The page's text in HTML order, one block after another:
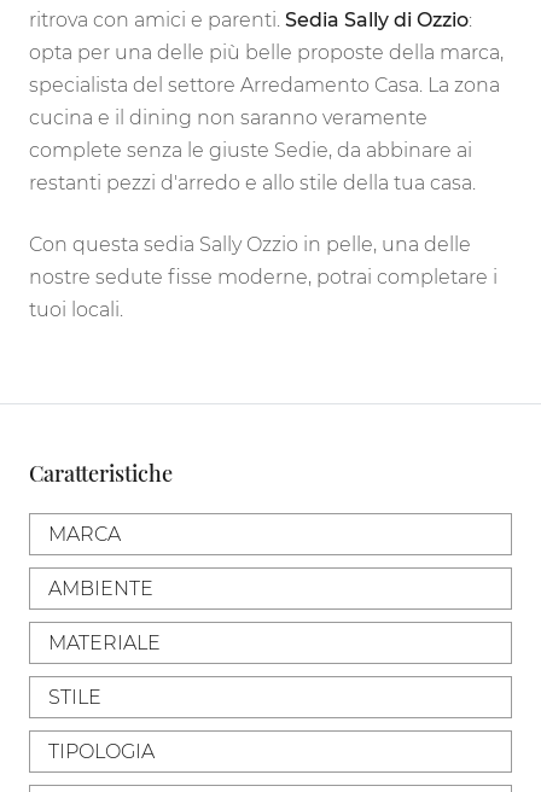
Con questa sedia Sally Ozzio in pelle, una delle
nostre sedute fisse moderne, potrai completare i
tuoi locali.
ritrova con amici e parenti. Sedia Sally di Ozzio:
opta per una delle più belle proposte della marca,
specialista del settore Arredamento Casa. La zona
cucina e il dining non saranno veramente
complete senza le giuste Sedie, da abbinare ai
restanti pezzi d'arredo e allo stile della tua casa.
Caratteristiche
MARCA
AMBIENTE
MATERIALE
STILE
TIPOLOGIA